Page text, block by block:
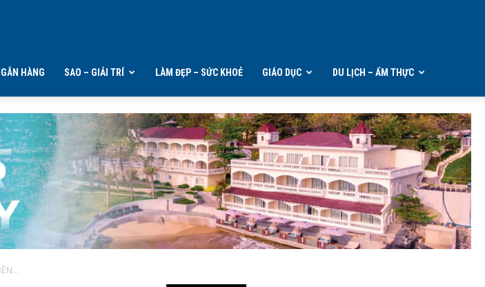
HÀNG SAO – GIẢI TRÍ LÀM ĐẸP – SỨC KHOẺ GIÁO DỤC DU LỊCH – ẨM THỰC